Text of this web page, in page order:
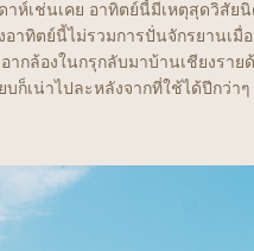
ช่นเคย อาทิตย์นี้มีเหตุสุดวิสัย
ทิตย์นี้ไม่รวมการปั่นจักรยานเ
กล้องในกรุกลับมาบ้านเชียงร
เน่าไปละหลังจากที่ใช้ได้ปีกว่า